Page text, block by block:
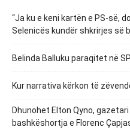
“Ja ku e keni kartën e PS-së,
Selenicës kundër shkrirjes së
Belinda Balluku paraqitet në
Kur narrativa kërkon të
Dhunohet Elton Qyno,
bashkëshortja e Florenc